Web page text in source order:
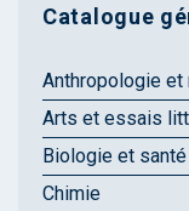
Catalogue
Anthropologie et
Arts et essais
Biologie et santé
Chimie